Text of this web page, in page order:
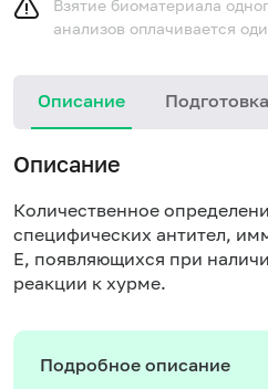
Взятие биоматериала
анализов оплачивается
Описание
Описание
Количественное
специфических антител,
E, появляющихся при
реакции к хурме.
Подробное описание